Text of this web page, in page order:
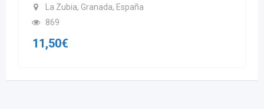
La Zubia, Granada, España
869
11,50€